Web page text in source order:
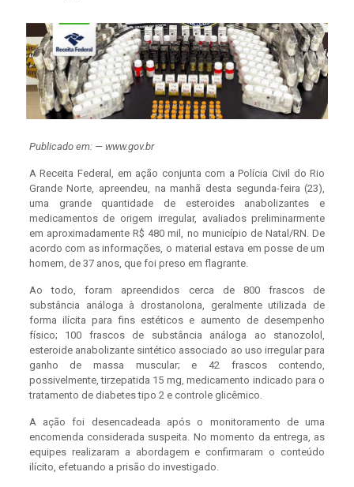
Publicado em: — www.gov.br
A Receita Federal, em ação conjunta com a Polícia Civil do Rio
Grande Norte, apreendeu, na manhã desta segunda-feira (23),
uma grande quantidade de esteroides anabolizantes e
medicamentos de origem irregular, avaliados preliminarmente
em aproximadamente R$ 480 mil, no município de Natal/RN. De
acordo com as informações, o material estava em posse de um
homem, de 37 anos, que foi preso em flagrante.
Ao todo, foram apreendidos cerca de 800 frascos de
substância análoga à drostanolona, geralmente utilizada de
forma ilícita para fins estéticos e aumento de desempenho
físico; 100 frascos de substância análoga ao stanozolol,
esteroide anabolizante sintético associado ao uso irregular para
ganho de massa muscular; e 42 frascos contendo,
possivelmente, tirzepatida 15 mg, medicamento indicado para o
tratamento de diabetes tipo 2 e controle glicêmico.
A ação foi desencadeada após o monitoramento de uma
encomenda considerada suspeita. No momento da entrega, as
equipes realizaram a abordagem e confirmaram o conteúdo
ilícito, efetuando a prisão do investigado.